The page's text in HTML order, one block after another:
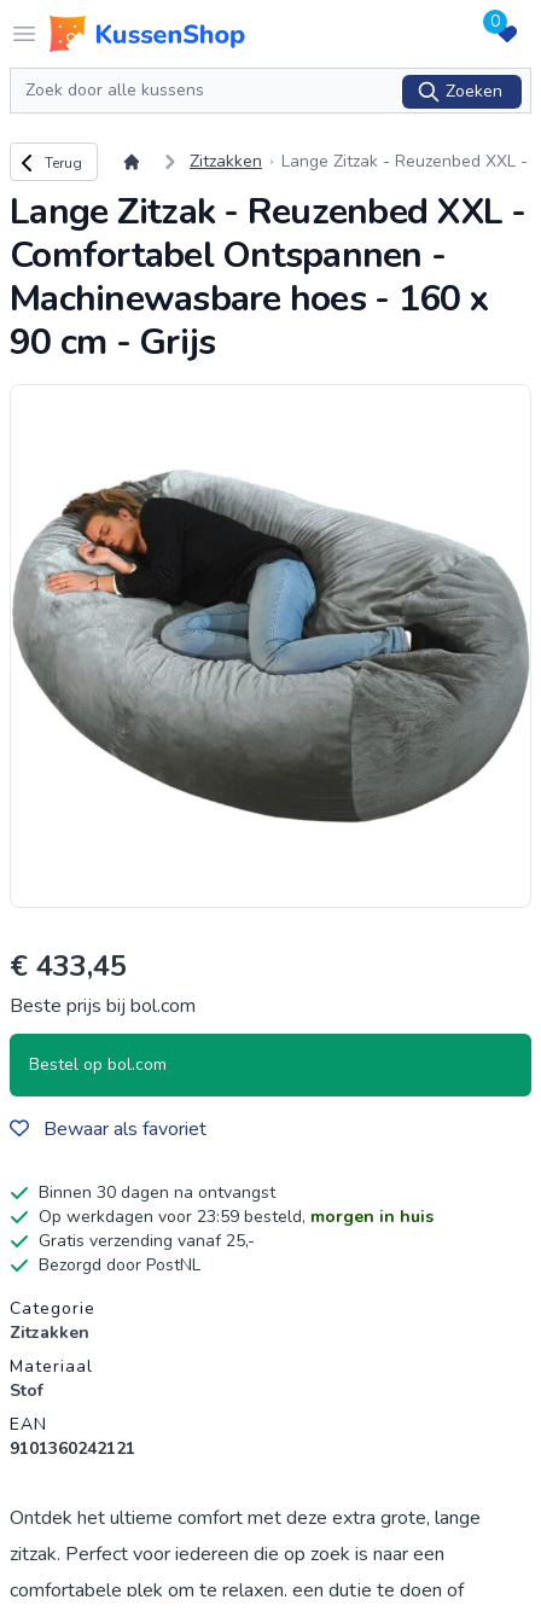
Open menu
Logo www.kussenshop.nl 0
Zoeken
Zoeken
Terug naar overzicht
Terug Zitzakken
Lange Zitzak - Reuzenbed XXL -
hinewasbare hoes - 160 x 90 c
Lange Zitzak - Reuzenbed XXL -
Comfortabel Ontspannen -
Machinewasbare hoes - 160 x
90 cm - Grijs
€ 433,45
Beste prijs bij bol.com
Bestel op bol.com
Bewaar als favoriet
Binnen 30 dagen na ontvangst
Op werkdagen voor 23:59 besteld, morgen in huis
Gratis verzending vanaf 25,-
Bezorgd door PostNL
Productgegevens
Categorie
Zitzakken
Materiaal
Stof
EAN
9101360242121
Ontdek het ultieme comfort met deze extra grote, lange
zitzak. Perfect voor iedereen die op zoek is naar een
comfortabele plek om te relaxen, een dutje te doen of